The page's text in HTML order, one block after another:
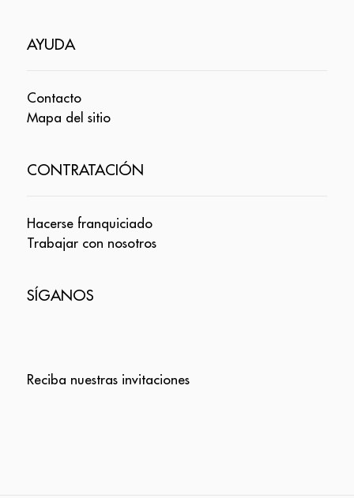
AYUDA
Contacto
Mapa del sitio
CONTRATACIÓN
Hacerse franquiciado
Trabajar con nosotros
SÍGANOS
Reciba nuestras invitaciones